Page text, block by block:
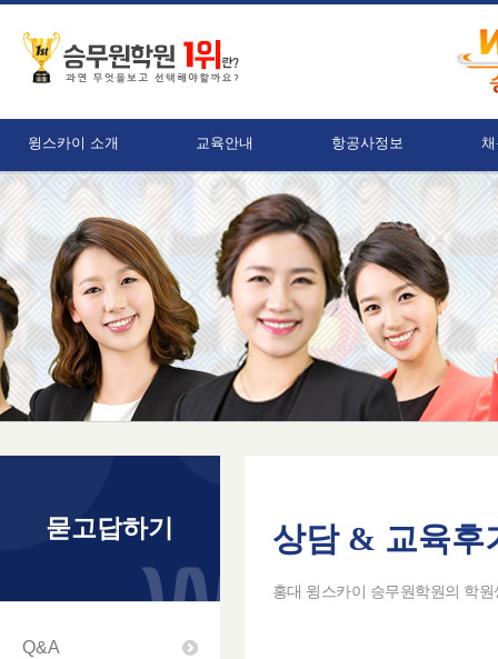
윙스카이 소개 교육안내 항공사정보
묻고답하기
Q&A
상담 & 교육후
홍대 윙스카이 승무원학원의 학